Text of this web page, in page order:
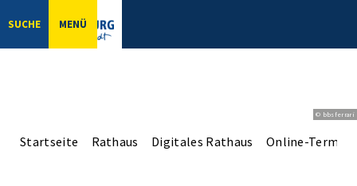
SUCHE MENÜ
© bbsferrari
Startseite Rathaus Digitales Rathaus Online-